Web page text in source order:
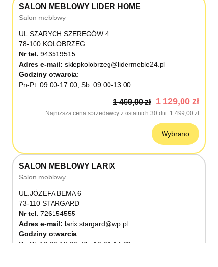
SALON MEBLOWY LIDER HOME
Salon meblowy
UL.SZARYCH SZEREGÓW 4
78-100 KOŁOBRZEG
Nr tel. 943519515
Adres e-mail: sklepkolobrzeg@lidermeble24.pl
Godziny otwarcia
Pn-Pt: 09:00-17:00, Sb: 09:00-13:00
1 499,00 zł 1 129,00 zł
Najniższa cena sprzedawcy z ostatnich 30 dni 1 499,00 zł
Wybrano
SALON MEBLOWY LARIX
Salon meblowy
UL.JÓZEFA BEMA 6
73-110 STARGARD
Nr tel. 726154555
Adres e-mail: larix.stargard@wp.pl
Godziny otwarcia
Pn-Pt: 10:00-18:00, Sb: 10:00-14:00